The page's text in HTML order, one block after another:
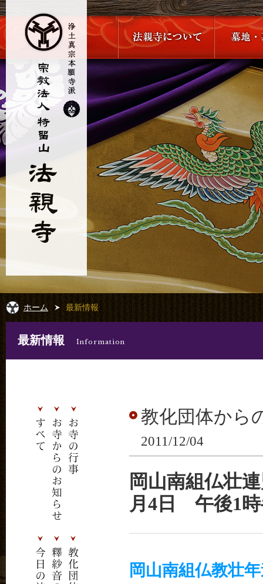
ホーム 最新情報
最新情報 Information
教化団体から
2011/12/04
岡山南組仏壮
月4日 午後1
岡山南組仏教壮